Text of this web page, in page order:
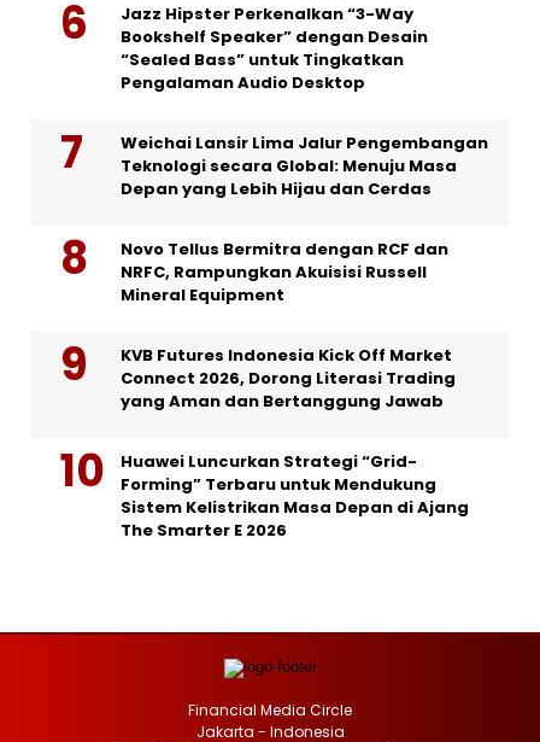
Jazz Hipster Perkenalkan “3-Way
Bookshelf Speaker” dengan Desain
“Sealed Bass” untuk Tingkatkan
Pengalaman Audio Desktop
Weichai Lansir Lima Jalur Pengembangan
Teknologi secara Global: Menuju Masa
Depan yang Lebih Hijau dan Cerdas
Novo Tellus Bermitra dengan RCF dan
NRFC, Rampungkan Akuisisi Russell
Mineral Equipment
KVB Futures Indonesia Kick Off Market
Connect 2026, Dorong Literasi Trading
yang Aman dan Bertanggung Jawab
Huawei Luncurkan Strategi “Grid-
Forming” Terbaru untuk Mendukung
Sistem Kelistrikan Masa Depan di Ajang
The Smarter E 2026
Financial Media Circle
Jakarta - Indonesia